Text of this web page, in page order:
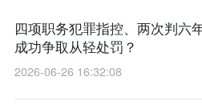
四项职务犯罪指控、两次判六
成功争取从轻处罚？
2026-06-26 16:32:08